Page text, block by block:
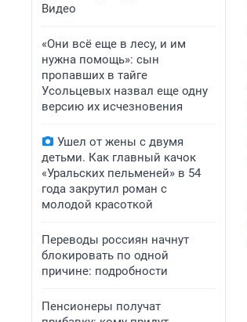
Видео
«Они всё еще в лесу, и им
нужна помощь»: сын
пропавших в тайге
Усольцевых назвал еще одну
версию их исчезновения
Ушел от жены с двумя
детьми. Как главный качок
«Уральских пельменей» в 54
года закрутил роман с
молодой красоткой
Переводы россиян начнут
блокировать по одной
причине: подробности
Пенсионеры получат